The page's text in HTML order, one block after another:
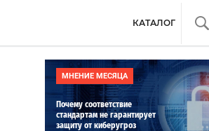
КАТАЛОГ
МНЕНИЕ МЕСЯЦА
Почему соответствие
стандартам не гарантирует
защиту от киберугроз